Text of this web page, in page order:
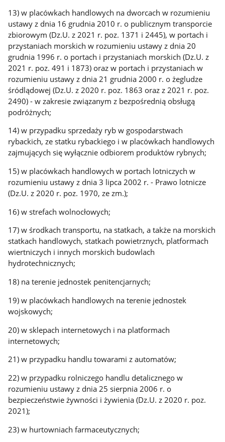
13) w placówkach handlowych na dworcach w rozumieniu
ustawy z dnia 16 grudnia 2010 r. o publicznym transporcie
zbiorowym (Dz.U. z 2021 r. poz. 1371 i 2445), w portach i
przystaniach morskich w rozumieniu ustawy z dnia 20
grudnia 1996 r. o portach i przystaniach morskich (Dz.U. z
2021 r. poz. 491 i 1873) oraz w portach i przystaniach w
rozumieniu ustawy z dnia 21 grudnia 2000 r. o żegludze
śródlądowej (Dz.U. z 2020 r. poz. 1863 oraz z 2021 r. poz.
2490) - w zakresie związanym z bezpośrednią obsługą
podróżnych;
14) w przypadku sprzedaży ryb w gospodarstwach
rybackich, ze statku rybackiego i w placówkach handlowych
zajmujących się wyłącznie odbiorem produktów rybnych;
15) w placówkach handlowych w portach lotniczych w
rozumieniu ustawy z dnia 3 lipca 2002 r. - Prawo lotnicze
(Dz.U. z 2020 r. poz. 1970, ze zm.);
16) w strefach wolnocłowych;
17) w środkach transportu, na statkach, a także na morskich
statkach handlowych, statkach powietrznych, platformach
wiertniczych i innych morskich budowlach
hydrotechnicznych;
18) na terenie jednostek penitencjarnych;
19) w placówkach handlowych na terenie jednostek
wojskowych;
20) w sklepach internetowych i na platformach
internetowych;
21) w przypadku handlu towarami z automatów;
22) w przypadku rolniczego handlu detalicznego w
rozumieniu ustawy z dnia 25 sierpnia 2006 r. o
bezpieczeństwie żywności i żywienia (Dz.U. z 2020 r. poz.
2021);
23) w hurtowniach farmaceutycznych;